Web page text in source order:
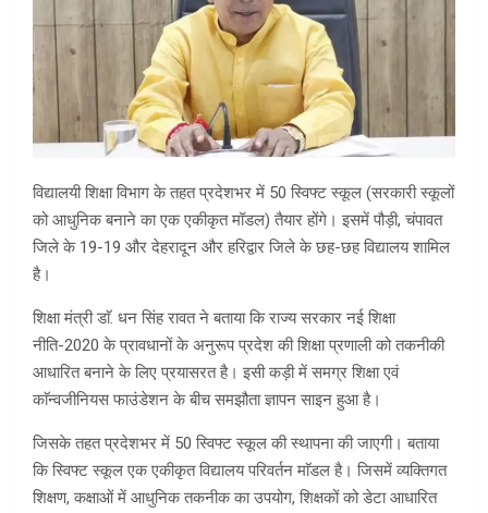
विद्यालयी शिक्षा विभाग के तहत प्रदेशभर में 50 स्विफ्ट स्कूल (सरकारी स्कूलों
को आधुनिक बनाने का एक एकीकृत मॉडल) तैयार होंगे। इसमें पौड़ी, चंपावत
जिले के 19-19 और देहरादून और हरिद्वार जिले के छह-छह विद्यालय शामिल
है।
शिक्षा मंत्री डाॅ. धन सिंह रावत ने बताया कि राज्य सरकार नई शिक्षा
नीति-2020 के प्रावधानों के अनुरूप प्रदेश की शिक्षा प्रणाली को तकनीकी
आधारित बनाने के लिए प्रयासरत है। इसी कड़ी में समग्र शिक्षा एवं
काॅन्वजीनियस फाउंडेशन के बीच समझौता ज्ञापन साइन हुआ है।
जिसके तहत प्रदेशभर में 50 स्विफ्ट स्कूल की स्थापना की जाएगी। बताया
कि स्विफ्ट स्कूल एक एकीकृत विद्यालय परिवर्तन माॅडल है। जिसमें व्यक्तिगत
शिक्षण, कक्षाओं में आधुनिक तकनीक का उपयोग, शिक्षकों को डेटा आधारित